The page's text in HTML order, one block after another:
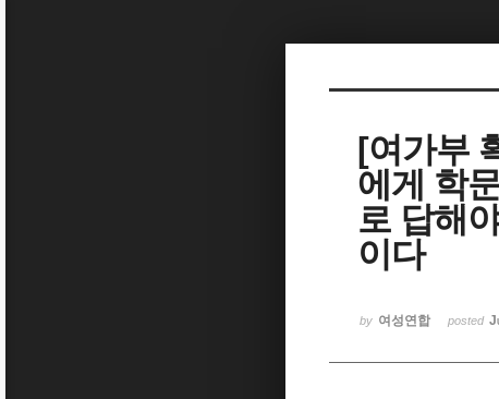
[여가부
에게 학
로 답해
이다
by 여성연합 posted
Sketchbook5, 스케치북5
Sketchbook5, 스케치북5